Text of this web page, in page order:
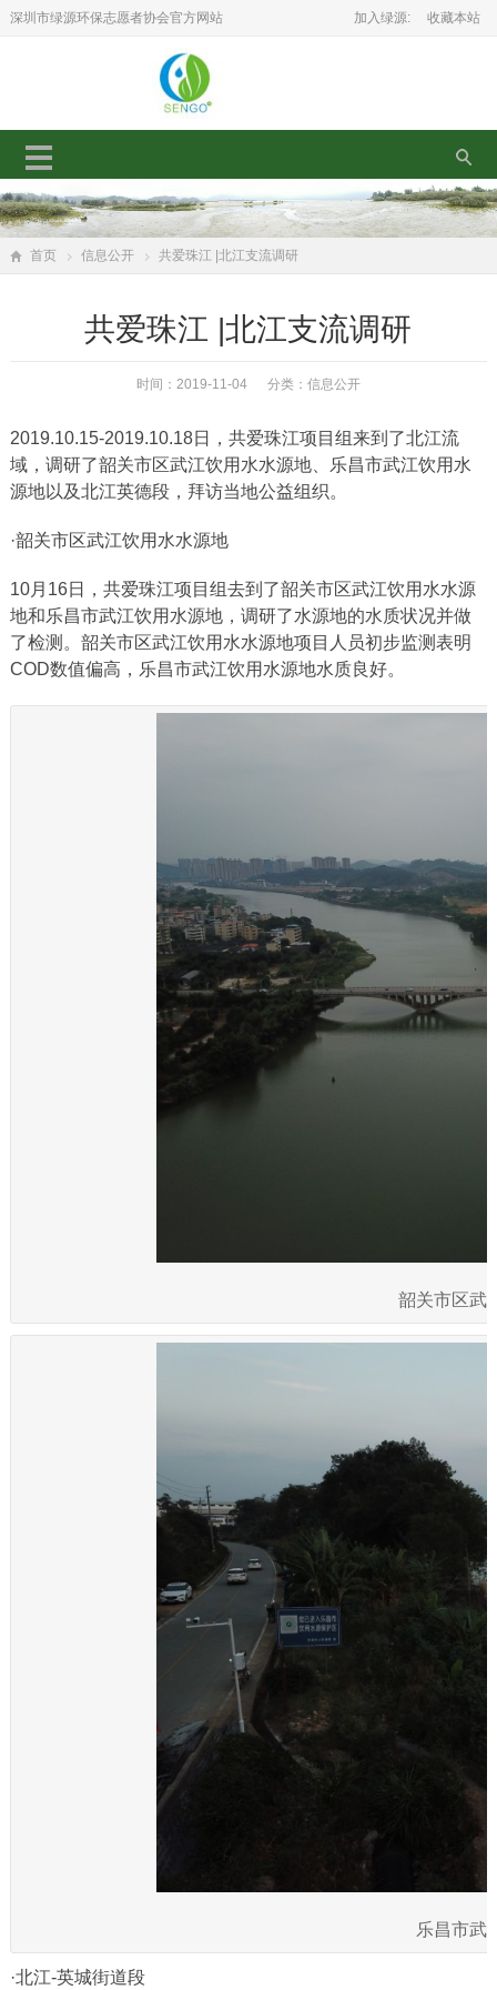
深圳市绿源环保志愿者协会官方网站 加入绿源: 收藏本站
首页 信息公开 共爱珠江 |北江支流调研
共爱珠江 |北江支流调研
时间：2019-11-04 分类： 信息公开
2019.10.15-2019.10.18日，共爱珠江项目组来到了北江流
域，调研了韶关市区武江饮用水水源地、乐昌市武江饮用水
源地以及北江英德段，拜访当地公益组织。
·韶关市区武江饮用水水源地
10月16日，共爱珠江项目组去到了韶关市区武江饮用水水源
地和乐昌市武江饮用水源地，调研了水源地的水质状况并做
了检测。韶关市区武江饮用水水源地项目人员初步监测表明
COD数值偏高，乐昌市武江饮用水源地水质良好。
韶关市区武
乐昌市武
·北江-英城街道段